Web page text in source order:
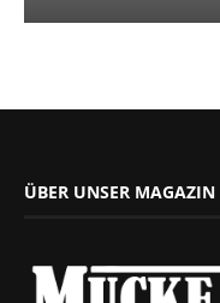
ÜBER UNSER MAGAZIN